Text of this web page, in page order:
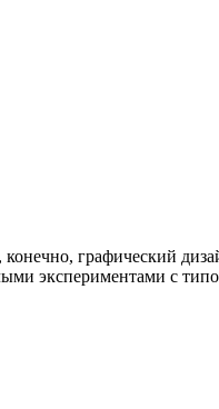
графический
экспериментами с